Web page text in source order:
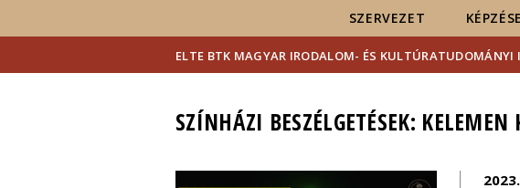
SZERVEZET
ELTE BTK MAGYAR IRODALOM- ÉS KULTÚRATUDOMÁNYI
SZÍNHÁZI BESZÉLGETÉSEK: KELEMEN